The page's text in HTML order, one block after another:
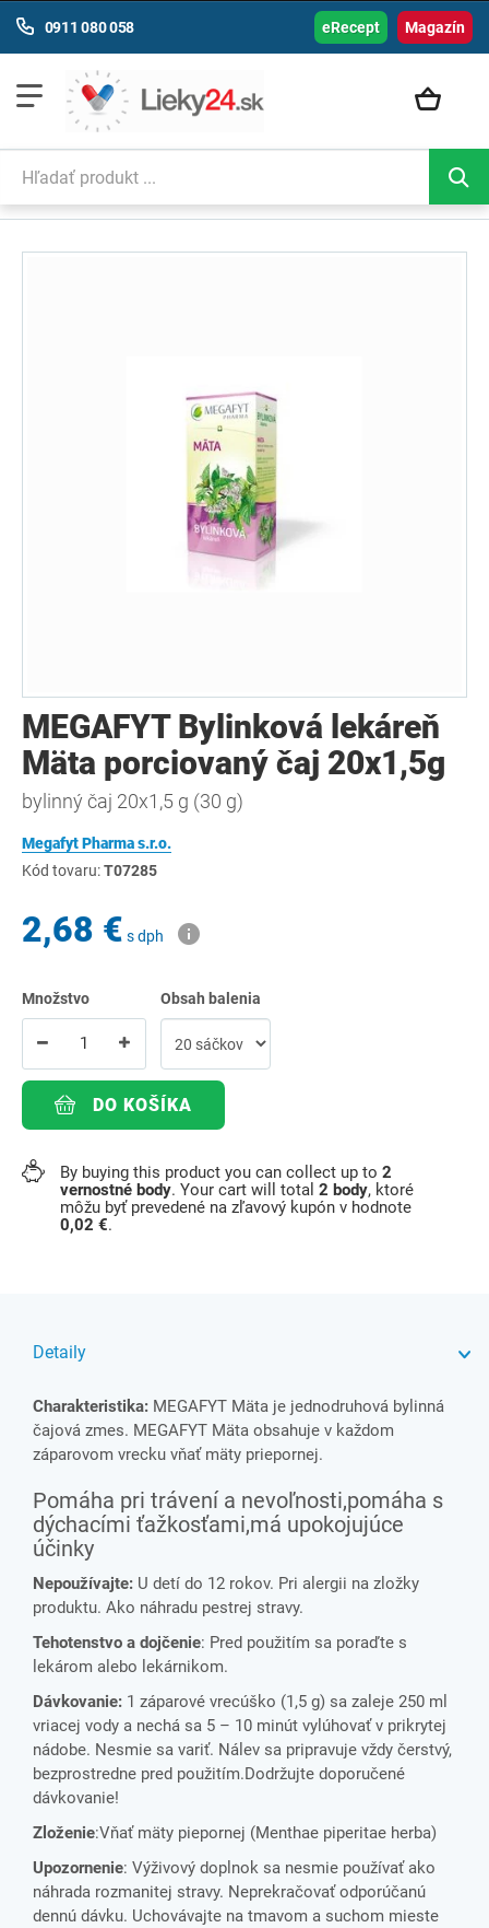
Magazín
0911 080 058 eRecept
MEGAFYT Bylinková lekáreň
Mäta porciovaný čaj 20x1,5g
bylinný čaj 20x1,5 g (30 g)
Megafyt Pharma s.r.o.
Kód tovaru:T07285
2,68 € s dph
Množstvo Obsah balenia
DO KOŠÍKA
By buying this product you can collect up to 2
vernostné body. Your cart will total 2 body, ktoré
môžu byť prevedené na zľavový kupón v hodnote
0,02 €.
Detaily
Charakteristika: MEGAFYT Mäta je jednodruhová bylinná
čajová zmes. MEGAFYT Mäta obsahuje v každom
záparovom vrecku vňať mäty priepornej.
Pomáha pri trávení a nevoľnosti,pomáha s
dýchacími ťažkosťami,má upokojujúce
účinky
Nepoužívajte: U detí do 12 rokov. Pri alergii na zložky
produktu. Ako náhradu pestrej stravy.
Tehotenstvo a dojčenie: Pred použitím sa poraďte s
lekárom alebo lekárnikom.
Dávkovanie: 1 záparové vrecúško (1,5 g) sa zaleje 250 ml
vriacej vody a nechá sa 5 – 10 minút vylúhovať v prikrytej
nádobe. Nesmie sa variť. Nálev sa pripravuje vždy čerstvý,
bezprostredne pred použitím.Dodržujte doporučené
dávkovanie!
Zloženie:Vňať mäty piepornej (Menthae piperitae herba)
Upozornenie: Výživový doplnok sa nesmie používať ako
náhrada rozmanitej stravy. Neprekračovať odporúčanú
dennú dávku. Uchovávajte na tmavom a suchom mieste